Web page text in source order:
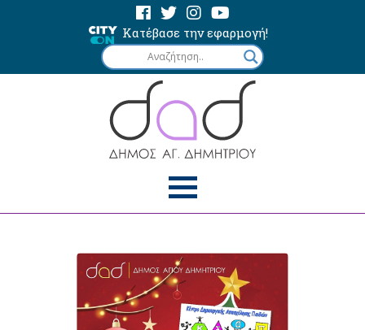
Κατέβασε την εφαρμογή!